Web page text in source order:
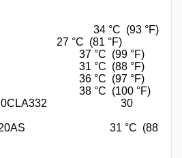
34 °C (93 °F)
(81 °F)
1 37 °C (99 °F)
2 31 °C (88 °F)
3 36 °C (97 °F)
38 °C (100 °F)
30
31 °C (88